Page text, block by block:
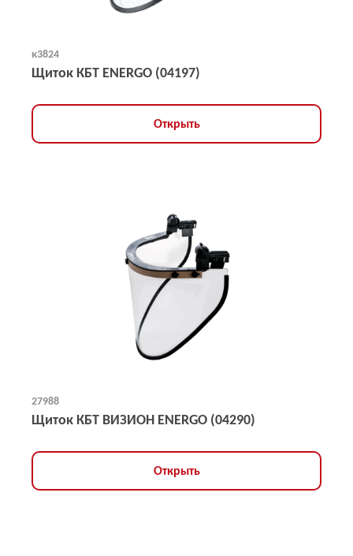
к3824
Щиток КБТ ENERGO (04197)
Открыть
27988
Щиток КБТ ВИЗИОН ENERGO (04290)
Открыть